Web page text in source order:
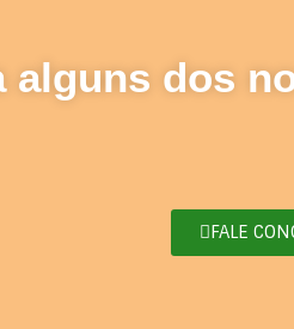
alguns dos
FALE